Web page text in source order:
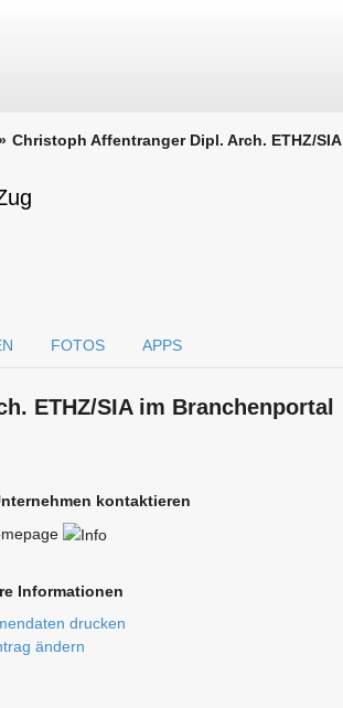
Christoph Affentranger Dipl. Arch. ETHZ/SIA
FOTOS APPS
ETHZ/SIA im Branchen­portal
kontaktieren
Informationen
drucken
ändern